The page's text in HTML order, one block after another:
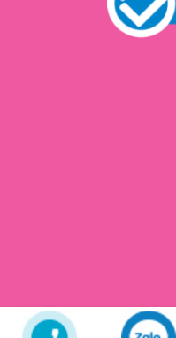
Copyright 2026 © Cún